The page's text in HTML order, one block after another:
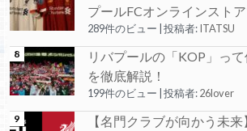
プールFCオンラインスト
289件のビュー 投稿者:ITATSU
リバプールの「KOP」っ
を徹底解説！
199件のビュー 投稿者:26lover
【名門クラブが向かう未